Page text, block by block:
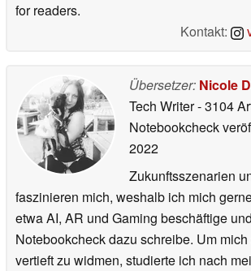
for readers.
Kontakt:
Übersetzer: Nicole
Tech Writer- 3104
Notebookcheck
2022
Zukunftsszenarien
faszinieren mich, weshalb ich mich
etwa AI, AR und Gaming beschäftige
Notebookcheck dazu schreibe. Um
vertieft zu widmen, studierte ich nach